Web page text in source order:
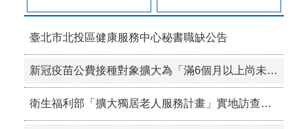
臺北市北投區健康服務中心秘書職缺公告
新冠疫苗公費接種對象擴大為「滿6個月以上尚未接種之民 眾」措施，延長至115年9月28日止，接種地點可於衛生 福利部疾病管制署流感新冠疫苗及流感藥劑地圖查詢。
衛生福利部「擴大獨居老人服務計畫」實地訪查作業